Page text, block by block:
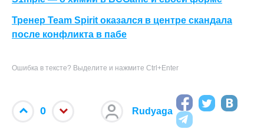
Тренер Team Spirit оказался в центре скандала
после конфликта в пабе
Ошибка в тексте? Выделите и нажмите Ctrl+Enter
0 Rudyaga